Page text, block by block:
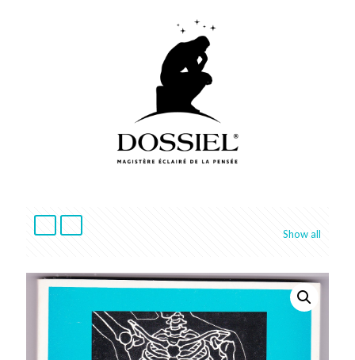
Show all